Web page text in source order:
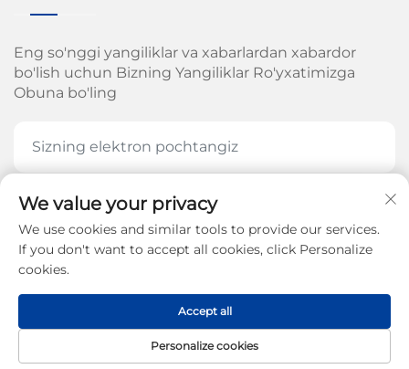
Eng so'nggi yangiliklar va xabarlardan xabardor
bo'lish uchun Bizning Yangiliklar Ro'yxatimizga
Obuna bo'ling
HOZIR OBUNA BOʻLING
Jinan Arrow Mexanika Kompaniyasi, MChJ. huquqi
2026-yil - Maxfiylik siyosati
We value your privacy
We use cookies and similar tools to provide our services.
If you don't want to accept all cookies, click Personalize
cookies.
Personalize cookies
Accept all